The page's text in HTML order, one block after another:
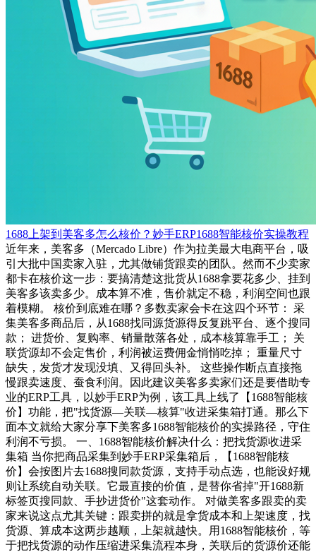
1688上架到美客多怎么核价？妙手ERP1688智能核价实操教程
近年来，美客多（Mercado Libre）作为拉美最大电商平台，吸
引大批中国卖家入驻，尤其做铺货跟卖的团队。然而不少卖家
都卡在核价这一步：要搞清楚这批货从1688拿要花多少、挂到
美客多该卖多少。成本算不准，售价就定不稳，利润空间也跟
着模糊。 核价到底难在哪？多数卖家会卡在这四个环节： 采
集美客多商品后，从1688找同源货源得反复跳平台、逐个搜同
款； 进货价、复购率、销量散落各处，成本核算靠手工； 关
联货源却不会定售价，利润被运费佣金悄悄吃掉； 重量尺寸
缺失，发货才发现没填、又得回头补。 这些操作断点直接拖
慢跟卖速度、蚕食利润。因此建议美客多卖家们还是要借助专
业的ERP工具，以妙手ERP为例，该工具上线了【1688智能核
价】功能，把"找货源—关联—核算"收进采集箱打通。那么下
面本文就给大家分享下美客多1688智能核价的实操路径，守住
利润不亏损。 一、1688智能核价解决什么：把找货源收进采
集箱 当你把商品采集到妙手ERP采集箱后，【1688智能核
价】会按图片去1688搜同款货源，支持手动点选，也能设好规
则让系统自动关联。它最直接的价值，是替你省掉"开1688新
标签页搜同款、手抄进货价"这套动作。 对做美客多跟卖的卖
家来说这点尤其关键：跟卖拼的就是拿货成本和上架速度，找
货源、算成本这两步越顺，上架就越快。用1688智能核价，等
于把找货源的动作压缩进采集流程本身，关联后的货源价还能